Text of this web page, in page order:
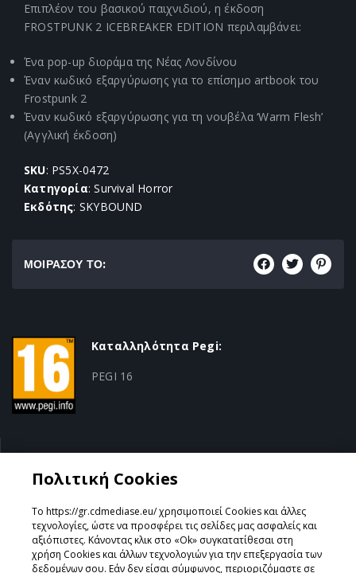
Επιπλέον του βασικού παιχνιδιού, η έκδοση
FROSTPUNK 2 ICEBREAKER EDITION περιλαμβάνει:
Ένα pop-up διοράμα της Νέας Λονδίνου
Έναν κωδικό εξαργύρωσης για το επίσημο artbook του
Frostpunk 2
Έναν κωδικό εξαργύρωσης για τη νουβέλα ‘Warm Flesh’
(Αγγλική έκδοση)
SKU: PS5X-0472
Κατηγορία: Survival Horror
Εκδότης: SKYBOUND
ΜΟΙΡΑΣΟΥ ΤΟ:
Καταλληλότητα Pegi:
PEGI 16
Survival Horror
Σχεδιάστηκε & Υλοποιήθηκε απόGeeSmo - Internet
Πολιτική Cookies
Το https://gr.cdmediase.eu/ χρησιμοποιεί Cookies και άλλες
τεχνολογίες, ώστε να προσφέρει τις σελίδες μας ασφαλείς και
αξιόπιστες. Κάνοντας κλικ στο «Ok» συγκατατίθεσαι στη
χρήση Cookies και άλλων τεχνολογιών για την επεξεργασία των
δεδομένων σου. Εάν δεν είσαι σύμφωνος, περιοριζόμαστε σε